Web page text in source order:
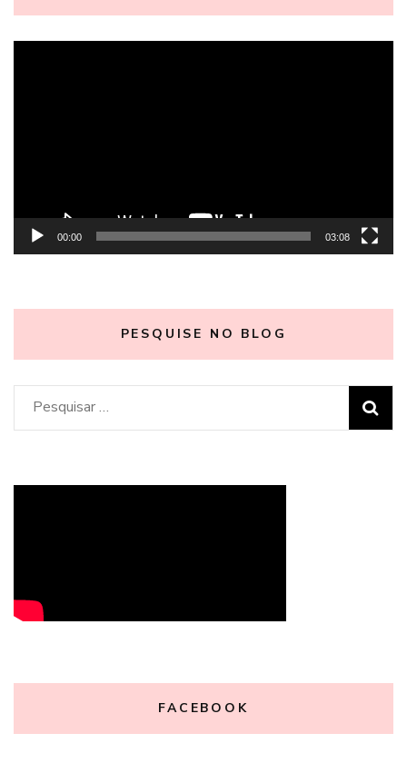
00:00 03:08
PESQUISE NO BLOG
Pesquisar
por:
FACEBOOK